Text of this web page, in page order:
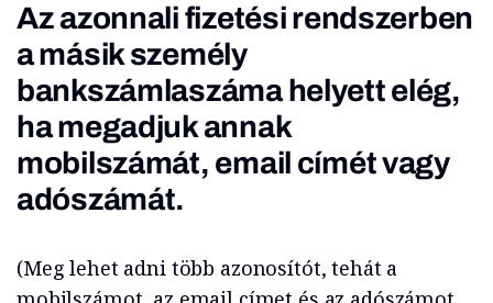
Az azonnali fizetési rendszerben
a másik személy
bankszámlaszáma helyett elég,
ha megadjuk annak
mobilszámát, email címét vagy
adószámát.
(Meg lehet adni több azonosítót, tehát a